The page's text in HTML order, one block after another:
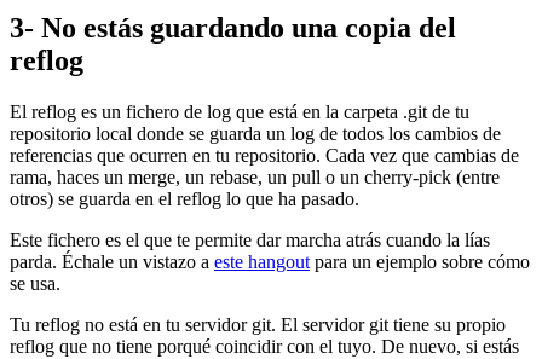
3- No estás guardando una copia del
reflog
El reflog es un fichero de log que está en la carpeta .git de tu
repositorio local donde se guarda un log de todos los cambios de
referencias que ocurren en tu repositorio. Cada vez que cambias de
rama, haces un merge, un rebase, un pull o un cherry-pick (entre
otros) se guarda en el reflog lo que ha pasado.
Este fichero es el que te permite dar marcha atrás cuando la lías
parda. Échale un vistazo a este hangout para un ejemplo sobre cómo
se usa.
Tu reflog no está en tu servidor git. El servidor git tiene su propio
reflog que no tiene porqué coincidir con el tuyo. De nuevo, si estás